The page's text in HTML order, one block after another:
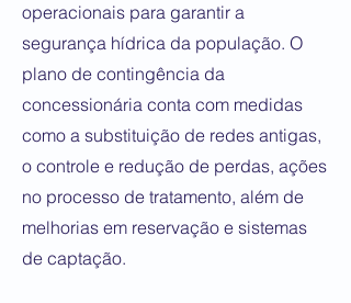
operacionais para garantir a
segurança hídrica da população. O
plano de contingência da
concessionária conta com medidas
como a substituição de redes antigas,
o controle e redução de perdas, ações
no processo de tratamento, além de
melhorias em reservação e sistemas
de captação.